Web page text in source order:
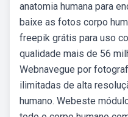
anatomia humana para
baixe as fotos corpo
freepik grátis para uso
qualidade mais de 56
Webnavegue por
ilimitadas de alta
humano. Webeste